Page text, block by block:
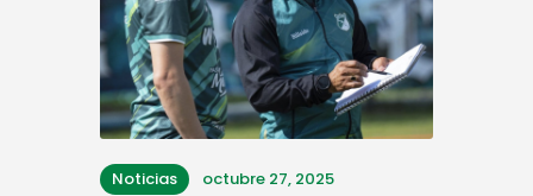
Noticias octubre 27, 2025